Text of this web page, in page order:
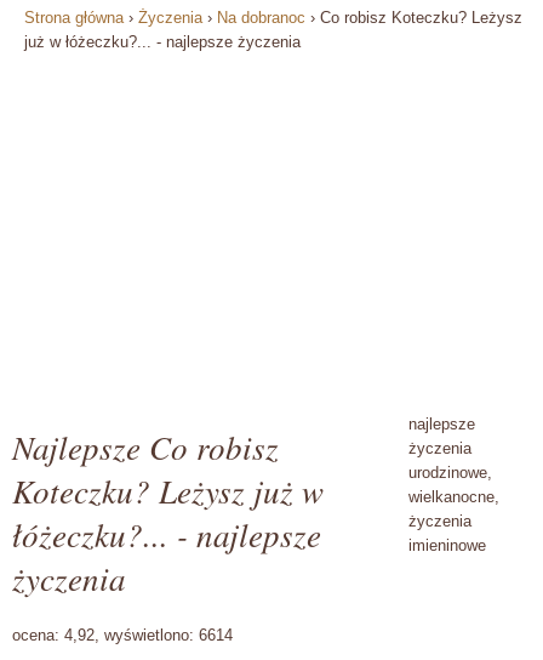
Strona główna › Życzenia › Na dobranoc › Co robisz Koteczku? Leżysz
już w łóżeczku?... - najlepsze życzenia
Najlepsze Co robisz
Koteczku? Leżysz już w
łóżeczku?... - najlepsze
życzenia
ocena: 4,92, wyświetlono: 6614
najlepsze
życzenia
urodzinowe,
wielkanocne,
życzenia
imieninowe